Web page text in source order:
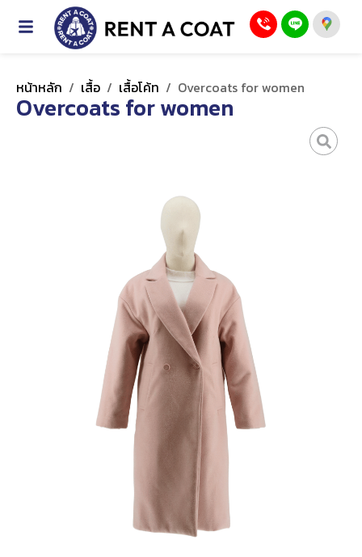
หน้าหลัก / เสื้อ / เสื้อโค้ท / Overcoats for women
Overcoats for women